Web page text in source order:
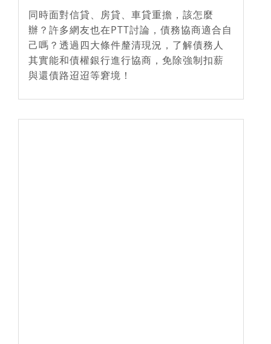
同時面對信貸、房貸、車貸重擔，該怎麼
辦？許多網友也在PTT討論，債務協商適合自
己嗎？透過四大條件釐清現況，了解債務人
其實能和債權銀行進行協商，免除強制扣薪
與還債路迢迢等窘境！